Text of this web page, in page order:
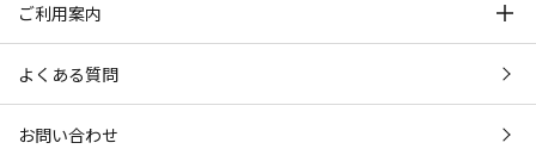
ご利用案内
よくある質問
お問い合わせ